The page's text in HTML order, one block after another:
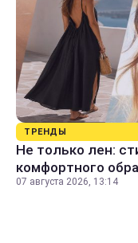
ТРЕНДЫ
Не только лен:
комфортного
07 августа 2026, 13:14